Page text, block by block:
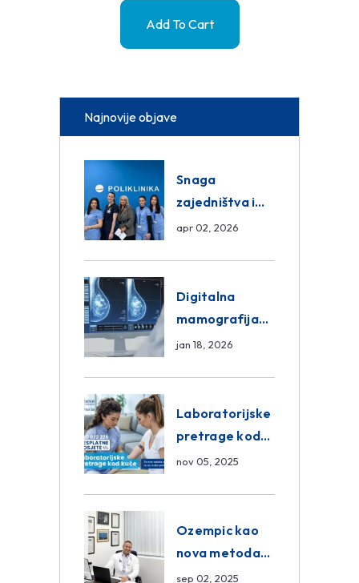
Add To Cart
Najnovije objave
Snaga
zajedništva i
razmjena
Group
apr 02, 2026
Digitalna
mamografija
Sarajevo –
Centar
Poliklinika
jan 18, 2026
Laboratorijske
pretrage kod
kuće – novo u
Poliklinici
nov 05, 2025
Ozempic kao
nova metoda
mršavljenja: da
sep 02, 2025